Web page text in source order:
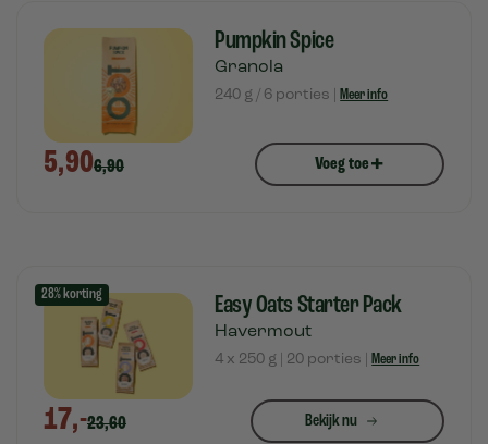
Pumpkin Spice
Granola
240 g / 6 porties | Meer info
5,906,90 Voeg toe+
28% korting Easy Oats Starter Pack
Havermout
4 x 250 g | 20 porties | Meer info
17,-23,60 Bekijk nu